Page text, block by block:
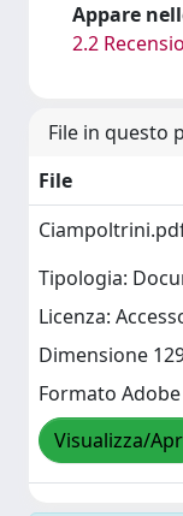
Appare
2.2
File in questo
File
Tipologia:
Licenza:
Dimensione
Formato Adobe
Visualizza/